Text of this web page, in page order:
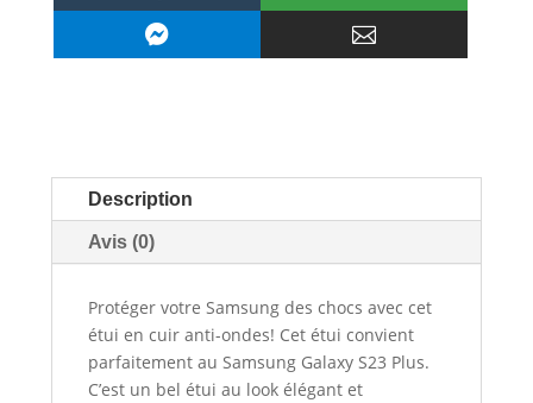


Description
Avis (0)
Protéger votre Samsung des chocs avec cet
étui en cuir anti-ondes! Cet étui convient
parfaitement au Samsung Galaxy S23 Plus.
C’est un bel étui au look élégant et